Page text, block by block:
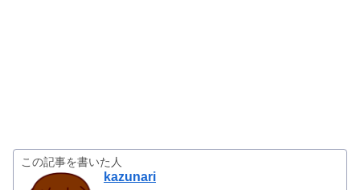
この記事を書いた人
kazunari